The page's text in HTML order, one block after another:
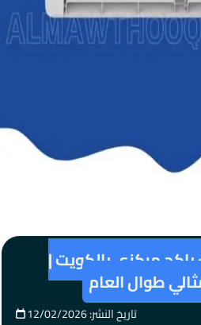
مركزي بالكويت |
طوال العام
تاريخ النشر: 12/02/2026